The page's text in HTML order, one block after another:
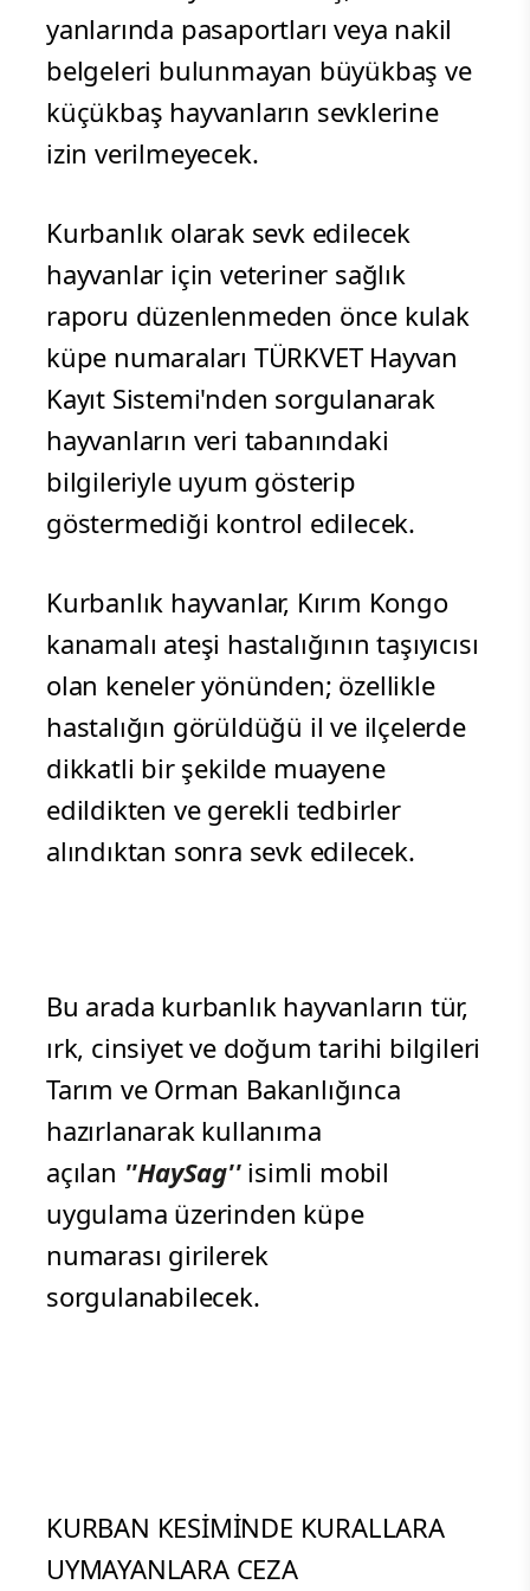
yanlarında pasaportları veya nakil
belgeleri bulunmayan büyükbaş ve
küçükbaş hayvanların sevklerine
izin verilmeyecek.
Kurbanlık olarak sevk edilecek
hayvanlar için veteriner sağlık
raporu düzenlenmeden önce kulak
küpe numaraları TÜRKVET Hayvan
Kayıt Sistemi'nden sorgulanarak
hayvanların veri tabanındaki
bilgileriyle uyum gösterip
göstermediği kontrol edilecek.
Kurbanlık hayvanlar, Kırım Kongo
kanamalı ateşi hastalığının taşıyıcısı
olan keneler yönünden; özellikle
hastalığın görüldüğü il ve ilçelerde
dikkatli bir şekilde muayene
edildikten ve gerekli tedbirler
alındıktan sonra sevk edilecek.
Bu arada kurbanlık hayvanların tür,
ırk, cinsiyet ve doğum tarihi bilgileri
Tarım ve Orman Bakanlığınca
hazırlanarak kullanıma
açılan ''HaySag''isimli mobil
uygulama üzerinden küpe
numarası girilerek
sorgulanabilecek.
KURBAN KESİMİNDE KURALLARA
UYMAYANLARA CEZA